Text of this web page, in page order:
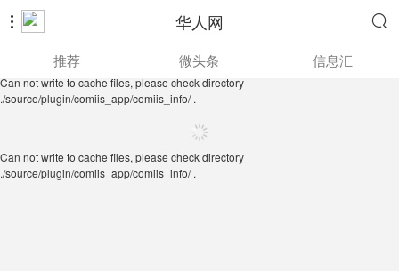
 华人网 
./source/plugin/comiis_app/comiis_info/ .
推荐 微头条 信息汇
Can not write to cache files, please check directory
./source/plugin/comiis_app/comiis_info/ .
Can not write to cache files, please check directory
./source/plugin/comiis_app/comiis_info/ .